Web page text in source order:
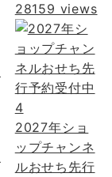
28159 views
4
2027年ショ
ップチャンネ
ルおせち先行